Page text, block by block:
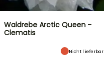
Waldrebe Arctic Queen -
Clematis
Nicht lieferbar